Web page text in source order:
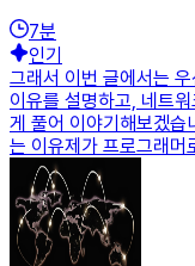
7분
인기
그래서 이번 글에서는
이유를 설명하고, 네트
게 풀어 이야기해보겠습
는 이유제가 프로그래머